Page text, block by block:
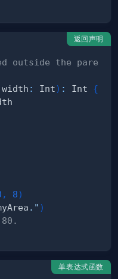
返回声明
outside the pare
width : Int) : Int {
, 8)
." )
单表达式函数